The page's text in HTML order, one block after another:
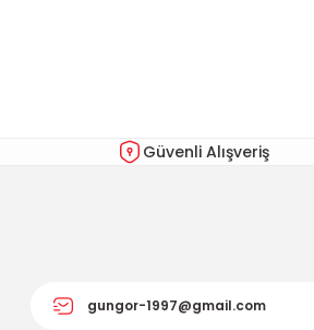
Ürün fiyatı diğer sitelerden daha pahalı.
Güvenli Alışveriş
gungor-1997@gmail.com